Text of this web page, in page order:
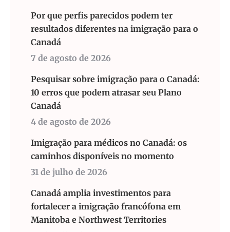
Por que perfis parecidos podem ter
resultados diferentes na imigração para o
Canadá
7 de agosto de 2026
Pesquisar sobre imigração para o Canadá:
10 erros que podem atrasar seu Plano
Canadá
4 de agosto de 2026
Imigração para médicos no Canadá: os
caminhos disponíveis no momento
31 de julho de 2026
Canadá amplia investimentos para
fortalecer a imigração francófona em
Manitoba e Northwest Territories